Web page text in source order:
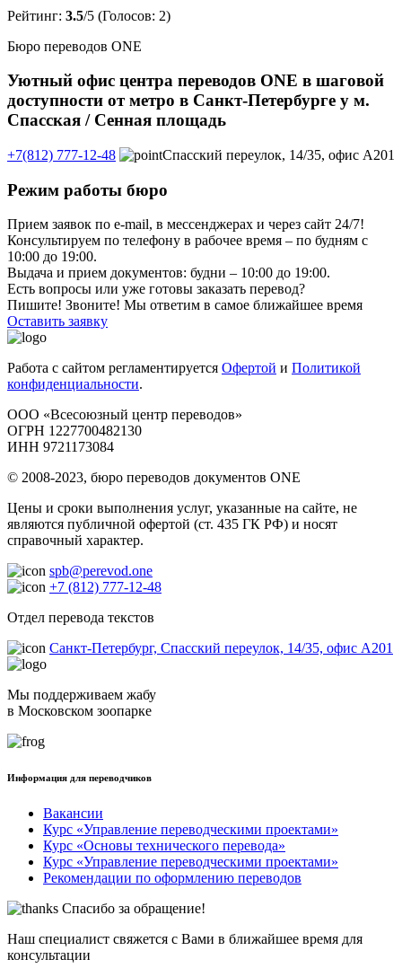
Рейтинг: 3.5/5 (Голосов: 2)
Бюро переводов ONE
Уютный офис центра переводов ONE в шаговой
доступности от метро в Санкт-Петербурге у м.
Спасская / Сенная площадь
+7(812) 777-12-48 Спасский переулок, 14/35, офис А201
Режим работы бюро
Прием заявок по e-mail, в мессенджерах и через сайт 24/7!
Консультируем по телефону в рабочее время – по будням с
10:00 до 19:00.
Выдача и прием документов: будни – 10:00 до 19:00.
Есть вопросы или уже готовы заказать перевод?
Пишите! Звоните! Мы ответим в самое ближайшее время
Оставить заявку
Работа с сайтом регламентируется Офертой и Политикой
конфиденциальности.
ООО «Всесоюзный центр переводов»
ОГРН 1227700482130
ИНН 9721173084
© 2008-2023, бюро переводов документов ONE
Цены и сроки выполнения услуг, указанные на сайте, не
являются публичной офертой (ст. 435 ГК РФ) и носят
справочный характер.
spb@perevod.one
+7 (812) 777-12-48
Отдел перевода текстов
Санкт-Петербург, Спасский переулок, 14/35, офис А201
Мы поддерживаем жабу
в Московском зоопарке
Информация для переводчиков
Вакансии
Курс «Управление переводческими проектами»
Курс «Основы технического перевода»
Курс «Управление переводческими проектами»
Рекомендации по оформлению переводов
Спасибо за обращение!
Наш специалист свяжется с Вами в ближайшее время для
консультации